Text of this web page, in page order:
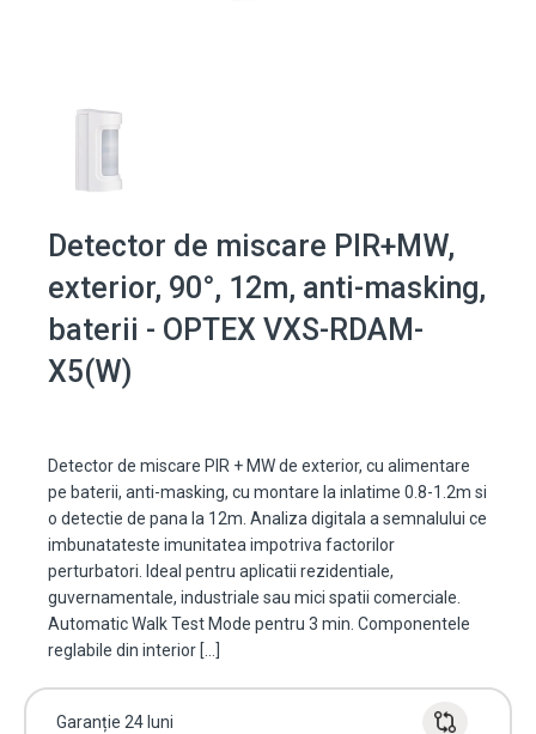
Detector de miscare PIR+MW,
exterior, 90°, 12m, anti-masking,
baterii - OPTEX VXS-RDAM-
X5(W)
Detector de miscare PIR + MW de exterior, cu alimentare
pe baterii, anti-masking, cu montare la inlatime 0.8-1.2m si
o detectie de pana la 12m. Analiza digitala a semnalului ce
imbunatateste imunitatea impotriva factorilor
perturbatori. Ideal pentru aplicatii rezidentiale,
guvernamentale, industriale sau mici spatii comerciale.
Automatic Walk Test Mode pentru 3 min. Componentele
reglabile din interior […]
Garanție 24 luni